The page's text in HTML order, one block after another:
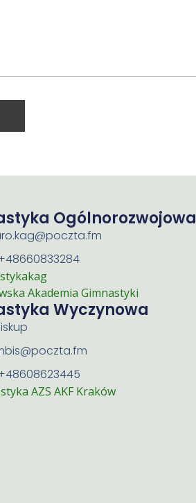
Ogólnorozwojowa
Akademia Gimnastyki
Wyczynowa
AZS AKF Kraków